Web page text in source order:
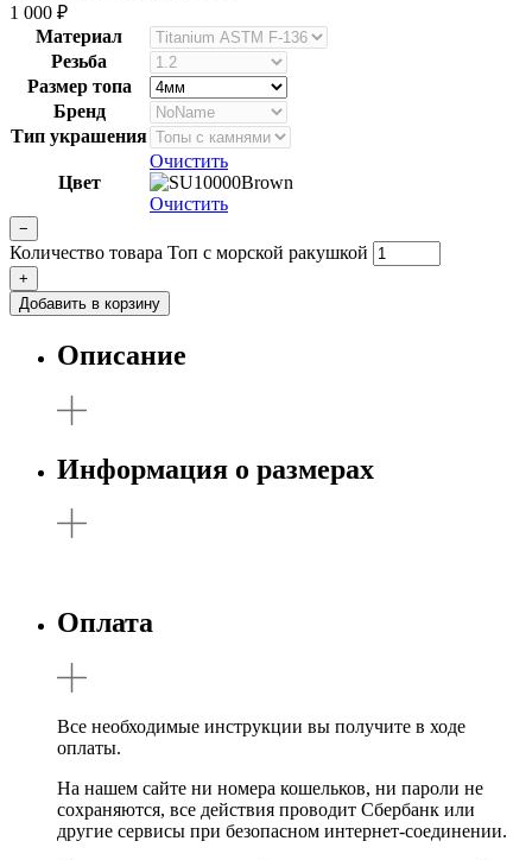
1 000 ₽
Материал
Резьба
Размер топа
Бренд
Тип украшения
Цвет
Очистить
Очистить
−
Количество товара Топ с морской ракушкой
+
Добавить в корзину
Описание
Информация о размерах
Оплата
Все необходимые инструкции вы получите в ходе
оплаты.
На нашем сайте ни номера кошельков, ни пароли не
сохраняются, все действия проводит Сбербанк или
другие сервисы при безопасном интернет-соединении.